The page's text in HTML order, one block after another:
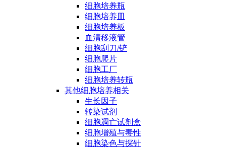
细胞培养瓶
细胞培养皿
细胞培养板
血清移液管
细胞刮刀/铲
细胞爬片
细胞工厂
细胞培养转瓶
其他细胞培养相关
生长因子
转染试剂
细胞凋亡试剂盒
细胞增殖与毒性
细胞染色与探针